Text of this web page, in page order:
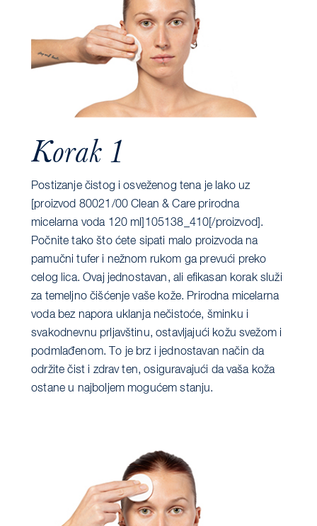
Korak 1
Postizanje čistog i osveženog tena je lako uz
[proizvod 80021/00 Clean & Care prirodna
micelarna voda 120 ml]105138_410[/proizvod].
Počnite tako što ćete sipati malo proizvoda na
pamučni tufer i nežnom rukom ga prevući preko
celog lica. Ovaj jednostavan, ali efikasan korak služi
za temeljno čišćenje vaše kože. Prirodna micelarna
voda bez napora uklanja nečistoće, šminku i
svakodnevnu prljavštinu, ostavljajući kožu svežom i
podmlađenom. To je brz i jednostavan način da
održite čist i zdrav ten, osiguravajući da vaša koža
ostane u najboljem mogućem stanju.